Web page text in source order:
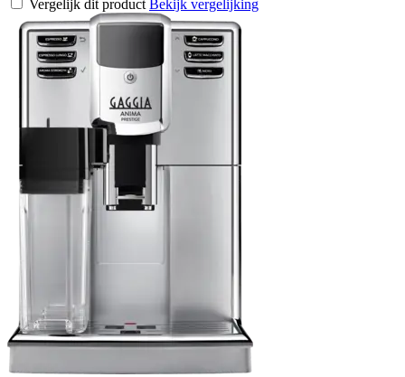
Vergelijk dit product Bekijk vergelijking